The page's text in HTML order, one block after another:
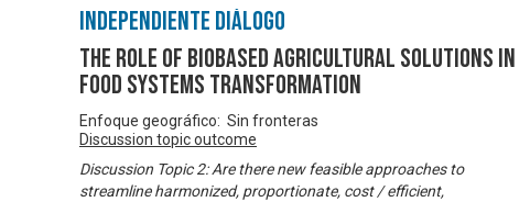
Independiente Diálogo
The Role of Biobased Agricultural Solutions in
Food Systems Transformation
Enfoque geográfico: Sin fronteras
Discussion topic outcome
Discussion Topic 2: Are there new feasible approaches to
streamline harmonized, proportionate, cost / efficient,